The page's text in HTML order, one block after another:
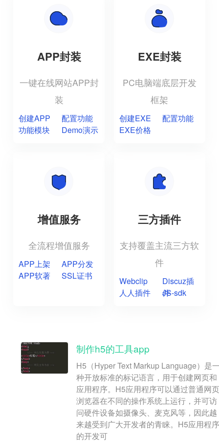
APP封装
一键在线网站APP封
装
创建APP
配置功能
功能模块
Demo演示
EXE封装
PC电脑端底层开发
框架
创建EXE
配置功能
EXE价格
增值服务
全流程增值服务
APP上架
APP分发
APP软著
SSL证书
三方插件
支持覆盖主流三方软
件
Webclip
Discuz插
件
人人插件 JS-sdk
制作h5的工具app
H5（Hyper Text Markup Language）是
种开放标准的标记语言，用于创建网页和
应用程序。H5应用程序可以通过普通网页
浏览器在不同的操作系统上运行，并可访
问硬件设备如摄像头、麦克风等，因此越
来越受到广大开发者的青睐。H5应用程序
的开发可